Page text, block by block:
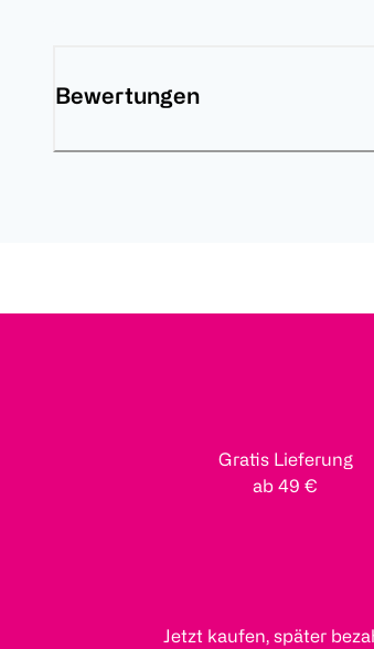
Bewertungen
Gratis Lieferung
ab 49 €
Jetzt kaufen, später